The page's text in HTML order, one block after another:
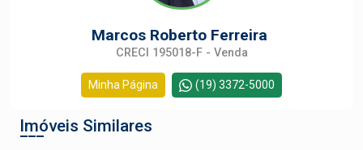
Marcos Roberto Ferreira
CRECI 195018-F - Venda
Minha Página (19) 3372-5000
Imóveis Similares